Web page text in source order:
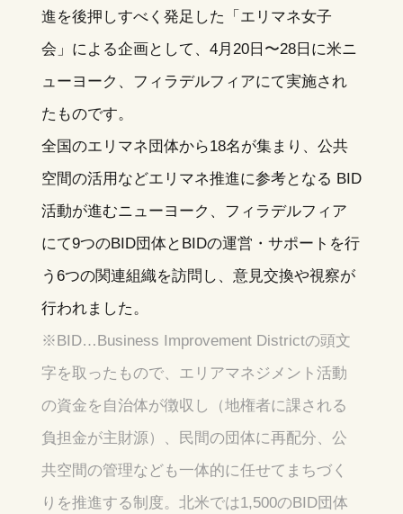
進を後押しすべく発足した「エリマネ女子
会」による企画として、4月20日〜28日に米ニ
ューヨーク、フィラデルフィアにて実施され
たものです。
全国のエリマネ団体から18名が集まり、公共
空間の活用などエリマネ推進に参考となる BID
活動が進むニューヨーク、フィラデルフィア
にて9つのBID団体とBIDの運営・サポートを行
う6つの関連組織を訪問し、意見交換や視察が
行われました。
※BID…Business Improvement Districtの頭文
字を取ったもので、エリアマネジメント活動
の資金を自治体が徴収し（地権者に課される
負担金が主財源）、民間の団体に再配分、公
共空間の管理なども一体的に任せてまちづく
りを推進する制度。北米では1,500のBID団体